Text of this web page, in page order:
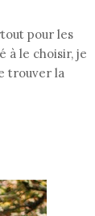
pour les
à le choisir, je
trouver la